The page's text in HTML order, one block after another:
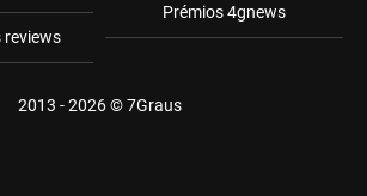
reviews
Prémios 4gnews
2013 - 2026 ©7Graus